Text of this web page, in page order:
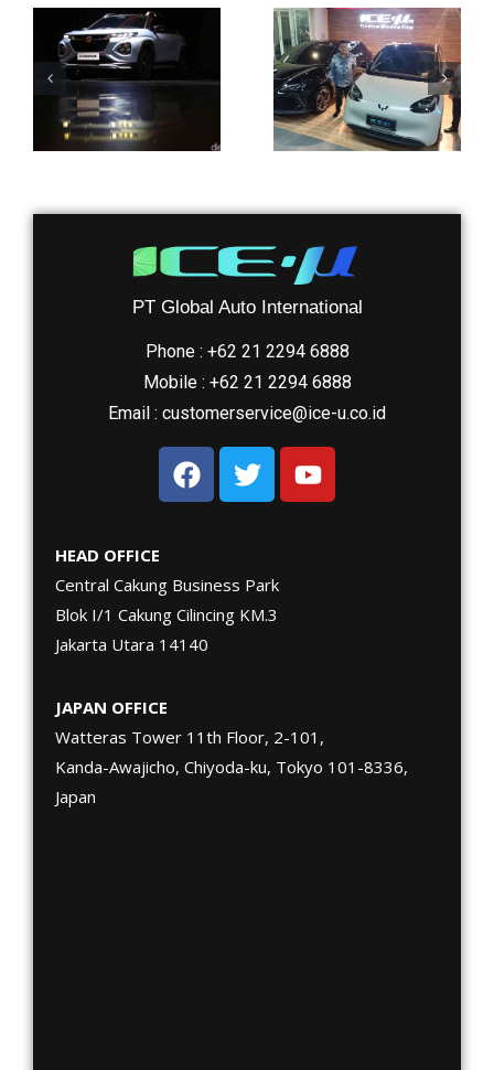
ICE-µ Jadi
Kaca Film
OEM
Mobil
Listrik
Wuling
Cuma
Gimmick,
Ini
Kelebihan
PT Global Auto International
Phone : +62 21 2294 6888
Mobile : +62 21 2294 6888
Email : customerservice@ice-u.co.id
HEAD OFFICE
Central Cakung Business Park
Blok I/1 Cakung Cilincing KM.3
Jakarta Utara 14140
JAPAN OFFICE
Watteras Tower 11th Floor, 2-101,
Kanda-Awajicho, Chiyoda-ku, Tokyo 101-8336,
Japan